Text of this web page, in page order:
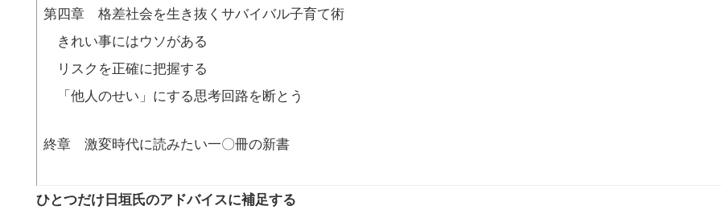
第四章 格差社会を生き抜くサバイバル子育て術
きれい事にはウソがある
リスクを正確に把握する
「他人のせい」にする思考回路を断とう
終章 激変時代に読みたい一〇冊の新書
ひとつだけ日垣氏のアドバイスに補足する